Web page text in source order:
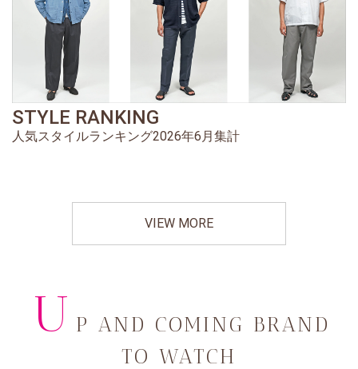
STYLE RANKING
人気スタイルランキング2026年6月集計
VIEW MORE
U P AND COMING BRAND
TO WATCH